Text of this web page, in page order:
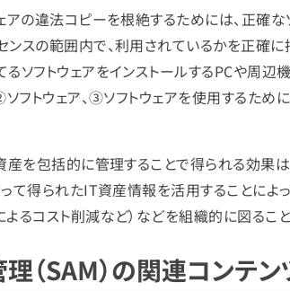
アの違法コピーを根絶するためには、正確
ンスの範囲内で、利用されているかを正確
ソフトウェアをインストールするPCや周辺
フトウェア、③ソフトウェアを使用するた
産を包括的に管理することで得られる効果
て得られたIT資産情報を活用することによ
るコスト削減など）などを組織的に図るこ
（SAM）の関連コンテン